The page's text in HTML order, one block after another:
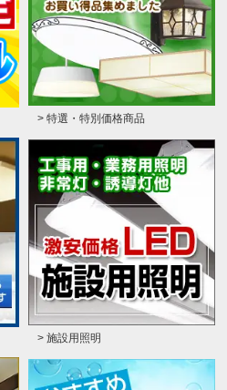
> 特選・特別価格商品
> 施設用照明